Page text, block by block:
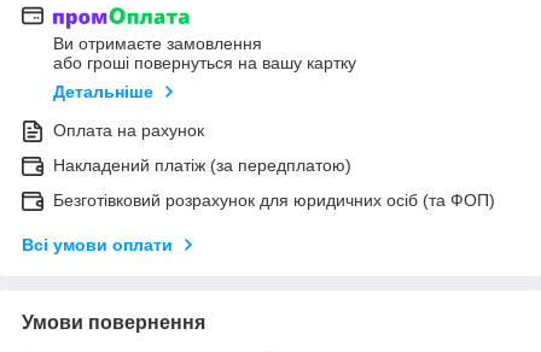
Ви отримаєте замовлення
або гроші повернуться на вашу картку
Детальніше
Оплата на рахунок
Накладений платіж (за передплатою)
Безготівковий розрахунок для юридичних осіб (та ФОП)
Всі умови оплати
Умови повернення